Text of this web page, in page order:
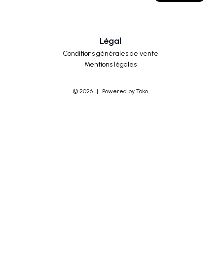
Légal
Conditions générales de vente
Mentions légales
© 2026 | Powered by Toko